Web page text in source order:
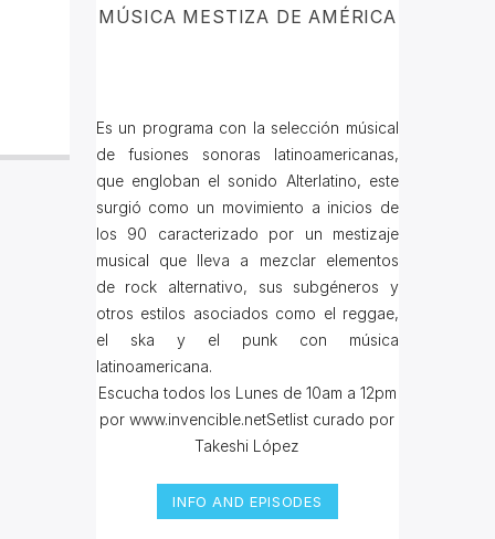
MÚSICA MESTIZA DE AMÉRICA
Es un programa con la selección músical
de fusiones sonoras latinoamericanas,
que engloban el sonido Alterlatino, este
surgió como un movimiento a inicios de
los 90 caracterizado por un mestizaje
musical que lleva a mezclar elementos
de rock alternativo, sus subgéneros y
otros estilos asociados como el reggae,
el ska y el punk con música
latinoamericana.
Escucha todos los Lunes de 10am a 12pm
por www.invencible.netSetlist curado por
Takeshi López
INFO AND EPISODES